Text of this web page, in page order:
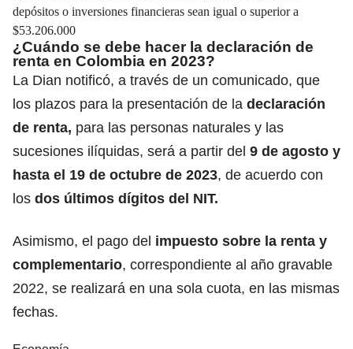
depósitos o inversiones financieras sean igual o superior a
$53.206.000
¿Cuándo se debe hacer la declaración de
renta en Colombia en 2023?
La Dian notificó, a través de un comunicado, que
los plazos para la presentación de la declaración
de renta, para las personas naturales y las
sucesiones ilíquidas, será a partir del 9 de agosto y
hasta el 19 de octubre de 2023, de acuerdo con
los dos últimos dígitos del NIT.
Asimismo, el pago del impuesto sobre la renta y
complementario, correspondiente al año gravable
2022, se realizará en una sola cuota, en las mismas
fechas.